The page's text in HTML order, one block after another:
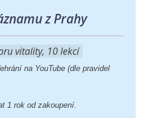
z Prahy
vitality, 10 lekcí
na YouTube (dle pravidel
1 rok od zakoupení.